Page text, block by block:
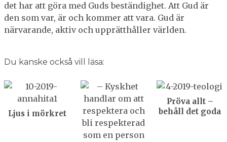
det har att göra med Guds beständighet. Att Gud är
den som var, är och kommer att vara. Gud är
närvarande, aktiv och upprätthåller världen.
Du kanske också vill läsa:
Ljus i mörkret
Pröva allt –
behåll det goda